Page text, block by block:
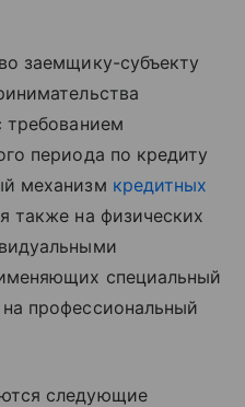
заемщику-субъекту
требованием
периода по кредиту
механизм кредитных
также на физических
специальный
профессиональный
следующие